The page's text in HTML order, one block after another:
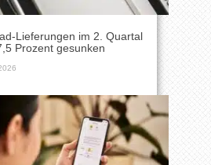
Lieferungen im 2. Quartal
Prozent gesunken